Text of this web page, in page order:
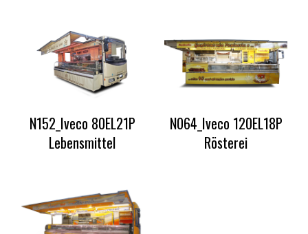
N152_Iveco 80EL21P
Lebensmittel
N064_Iveco 120EL18P
Rösterei